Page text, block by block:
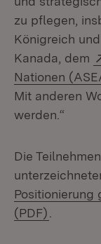
zu pflegen,
Königreich
Kanada, dem
Nationen
Mit anderen
werden.“
Die
Positionierung
(PDF)